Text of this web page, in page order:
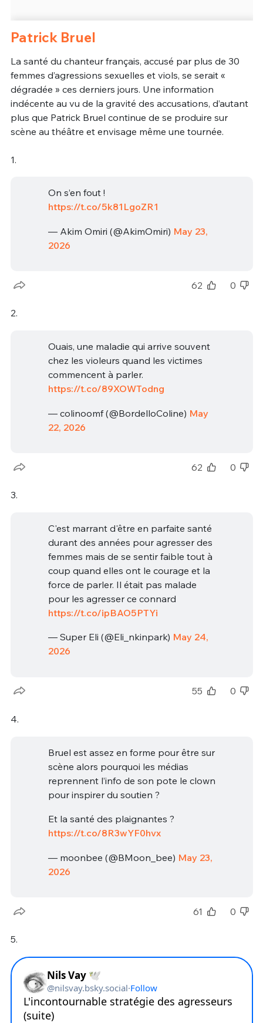
Patrick Bruel
La santé du chanteur français, accusé par plus de 30
femmes d’agressions sexuelles et viols, se serait «
dégradée » ces derniers jours. Une information
indécente au vu de la gravité des accusations, d’autant
plus que Patrick Bruel continue de se produire sur
scène au théâtre et envisage même une tournée.
1.
On s’en fout !
https://t.co/5k81LgoZR1
— Akim Omiri (@AkimOmiri) May 23,
2026
62 0
2.
Ouais, une maladie qui arrive souvent
chez les violeurs quand les victimes
commencent à parler.
https://t.co/89XOWTodng
— colinoomf (@BordelloColine) May
22, 2026
62 0
3.
C'est marrant d'être en parfaite santé
durant des années pour agresser des
femmes mais de se sentir faible tout à
coup quand elles ont le courage et la
force de parler. Il était pas malade
pour les agresser ce connard
https://t.co/ipBAO5PTYi
— Super Eli (@Eli_nkinpark) May 24,
2026
55 0
4.
Bruel est assez en forme pour être sur
scène alors pourquoi les médias
reprennent l’info de son pote le clown
pour inspirer du soutien ?
Et la santé des plaignantes ?
https://t.co/8R3wYF0hvx
— moonbee (@BMoon_bee) May 23,
2026
61 0
5.